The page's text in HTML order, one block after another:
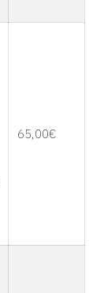
65,00€